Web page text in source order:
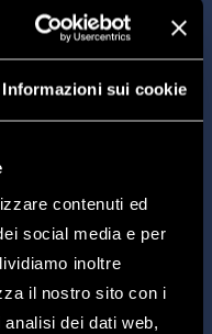
Informazioni sui cookie
contenuti ed
social media e per
inoltre
il nostro sito con i
dei dati web,